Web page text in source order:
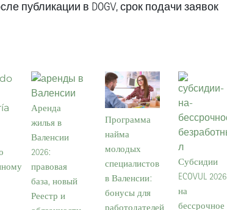
публикации в DOGV, срок подачи заявок
Аренда
жилья в
Валенсии
2026:
правовая
база, новый
Реестр и
Программа
найма
молодых
специалистов
в Валенсии:
бонусы для
работодателей
Субсидии
ECOVUL 2026
на
бессрочное